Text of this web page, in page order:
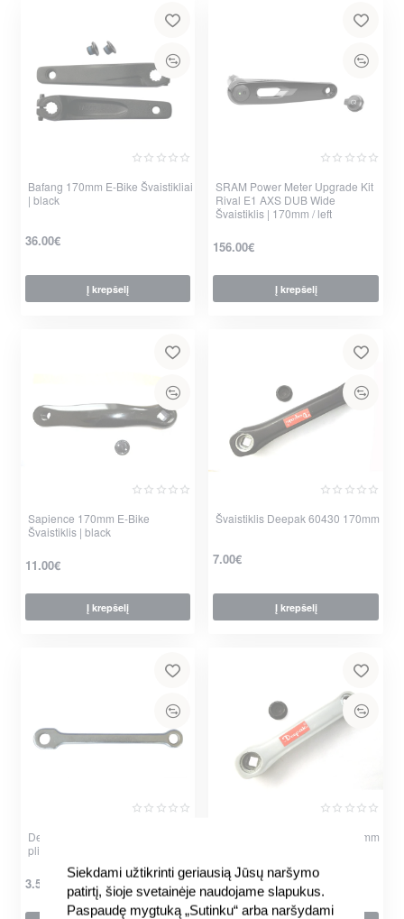
Siekdami užtikrinti geriausią Jūsų naršymo
patirtį, šioje svetainėje naudojame slapukus.
Paspaudę mygtuką „Sutinku“ arba naršydami
Bafang 170mm E-Bike Švaistikliai
| black
36.00€
Į krepšelį
SRAM Power Meter Upgrade Kit
Rival E1 AXS DUB Wide
Švaistiklis | 170mm / left
156.00€
Į krepšelį
Sapience 170mm E-Bike
Švaistiklis | black
11.00€
Į krepšelį
Švaistiklis Deepak 60430 170mm
7.00€
Į krepšelį
Deepak 170mm Švaistiklis |
plienas
3.50€
Švaistiklis Deepak 60440 150mm
3.00€